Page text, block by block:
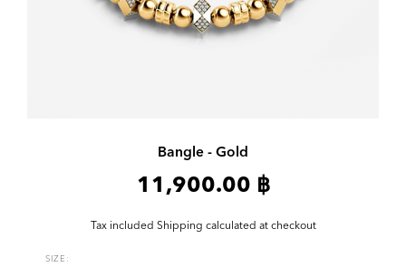
Bangle - Gold
11,900.00 ฿
Tax included Shipping calculated at checkout
SIZE: